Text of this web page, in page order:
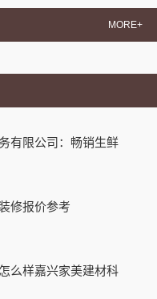
MORE+
有限公司：畅销生鲜
修报价参考
么样嘉兴家美建材科